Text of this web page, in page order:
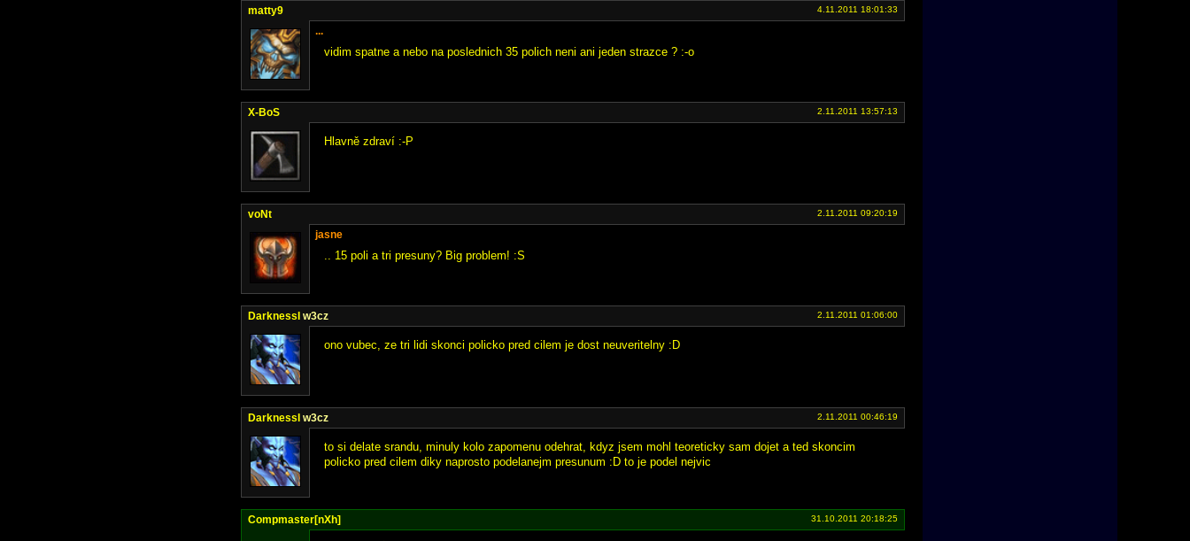
matty9 4.11.2011 18:01:33
...
vidim spatne a nebo na poslednich 35 polich neni ani jeden strazce ? :-o
X-BoS 2.11.2011 13:57:13
Hlavně zdraví :-P
voNt 2.11.2011 09:20:19
jasne
.. 15 poli a tri presuny? Big problem! :S
DarknessI w3cz 2.11.2011 01:06:00
ono vubec, ze tri lidi skonci policko pred cilem je dost neuveritelny :D
DarknessI w3cz 2.11.2011 00:46:19
to si delate srandu, minuly kolo zapomenu odehrat, kdyz jsem mohl teoreticky sam dojet a ted skoncim
policko pred cilem diky naprosto podelanejm presunum :D to je podel nejvic
Compmaster[nXh] 31.10.2011 20:18:25